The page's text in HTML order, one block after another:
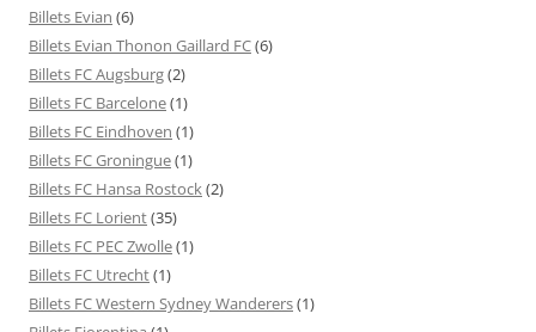
Billets Evian (6)
Billets Evian Thonon Gaillard FC(6)
Billets FC Augsburg(2)
Billets FC Barcelone(1)
Billets FC Eindhoven (1)
Billets FC Groningue(1)
Billets FC Hansa Rostock(2)
Billets FC Lorient(35)
Billets FC PEC Zwolle(1)
Billets FC Utrecht(1)
Billets FC Western Sydney Wanderers(1)